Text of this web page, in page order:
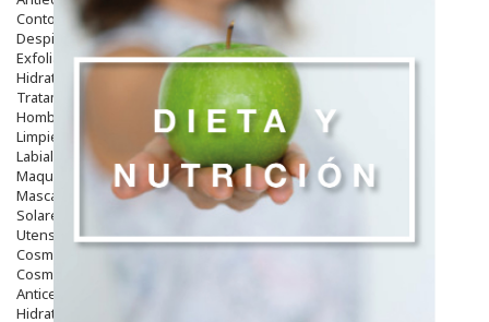
Contorno De Ojos
Despigmentantes
Exfoliantes
Hidratantes
Tratamientos De Noche
Hombre
Limpieza
Labiales
Maquillajes Y Color
Mascarillas
Solares
Utensilios
Cosmética Capilar
Cosmética Corporal
Anticelulíticos
Hidratantes Corporales